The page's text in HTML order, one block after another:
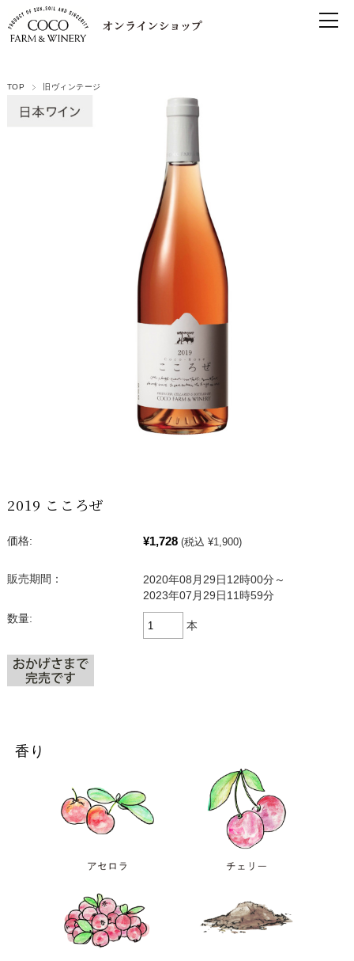
TOP 旧ヴィンテージ
2019 こころぜ
価格: ¥1,728 (税込 ¥1,900)
販売期間：
2020年08月29日12時00分～
2023年07月29日11時59分
数量:
本
香り